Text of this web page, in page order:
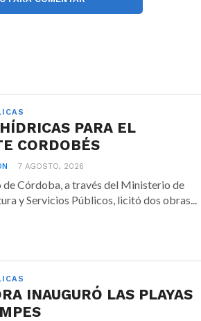
PARA EL
CORDOBÉS
7 AGOSTO, 2026
de Córdoba, a través del Ministerio de
y Servicios Públicos, licitó dos obras...
INAUGURÓ LAS PLAYAS